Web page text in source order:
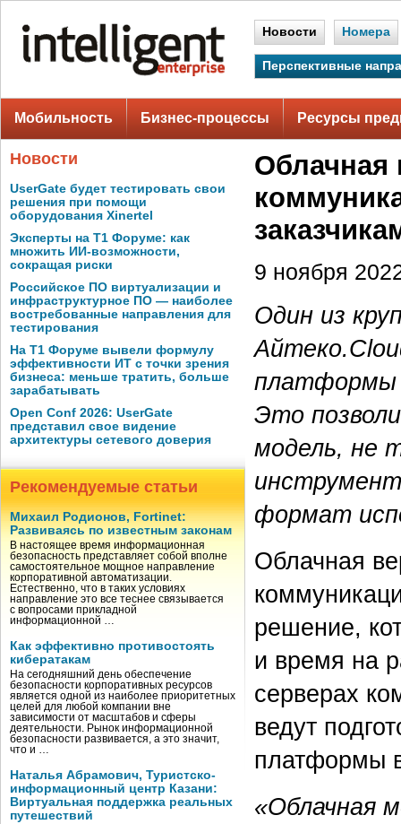
Новости Номера
Перспективные
Мобильность Бизнес-процессы Ресурсы
Новости
UserGate будет тестировать свои
решения при помощи
оборудования Xinertel
Эксперты на Т1 Форуме: как
множить ИИ-возможности,
сокращая риски
Российское ПО виртуализации и
инфраструктурное ПО — наиболее
востребованные направления для
тестирования
На Т1 Форуме вывели формулу
эффективности ИТ с точки зрения
бизнеса: меньше тратить, больше
зарабатывать
Open Conf 2026: UserGate
представил свое видение
архитектуры сетевого доверия
Рекомендуемые статьи
Михаил Родионов, Fortinet:
Развиваясь по известным законам
В настоящее время информационная
безопасность представляет собой вполне
самостоятельное мощное направление
корпоративной автоматизации.
Естественно, что в таких условиях
направление это все теснее связывается
с вопросами прикладной
информационной …
Как эффективно противостоять
кибератакам
На сегодняшний день обеспечение
безопасности корпоративных ресурсов
является одной из наиболее приоритетных
целей для любой компании вне
зависимости от масштабов и сферы
деятельности. Рынок информационной
безопасности развивается, а это значит,
что и …
Наталья Абрамович, Туристско-
информационный центр Казани:
Виртуальная поддержка реальных
путешествий
Облачная
9 ноября
Один из
платформы
Это
модель, не
формат
Облачная
решение,
и время на
серверах
ведут
платформы
«Облачная